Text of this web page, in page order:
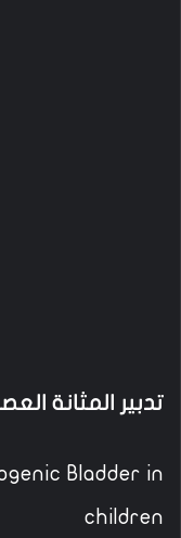
تدبير المثانة
Bladder in
children